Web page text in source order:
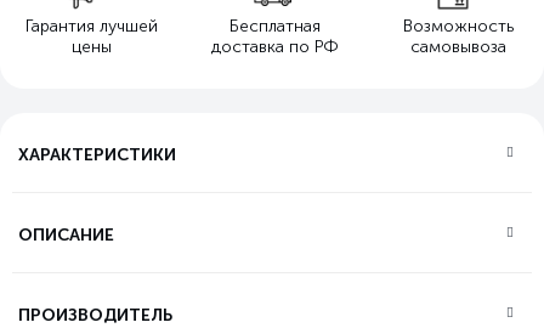
Гарантия лучшей
цены
Бесплатная
доставка по РФ
Возможность
самовывоза
ХАРАКТЕРИСТИКИ
ОПИСАНИЕ
ПРОИЗВОДИТЕЛЬ